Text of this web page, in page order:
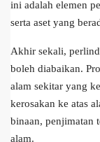
ini adalah elemen
serta aset yang
Akhir sekali,
boleh diabaikan.
alam sekitar yang
kerosakan ke atas
binaan, penjimatan
alam.